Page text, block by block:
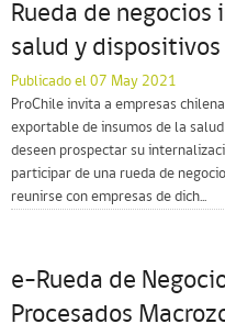
Rueda de negocios
salud y
Publicado el 07 May 2021
ProChile invita a empresas
exportable de insumos de la
deseen prospectar su
participar de una rueda de
reunirse con empresas de dich...
e-Rueda de
Procesados